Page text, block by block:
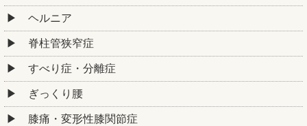
ヘルニア
脊柱管狭窄症
すべり症・分離症
ぎっくり腰
膝痛・変形性膝関節症